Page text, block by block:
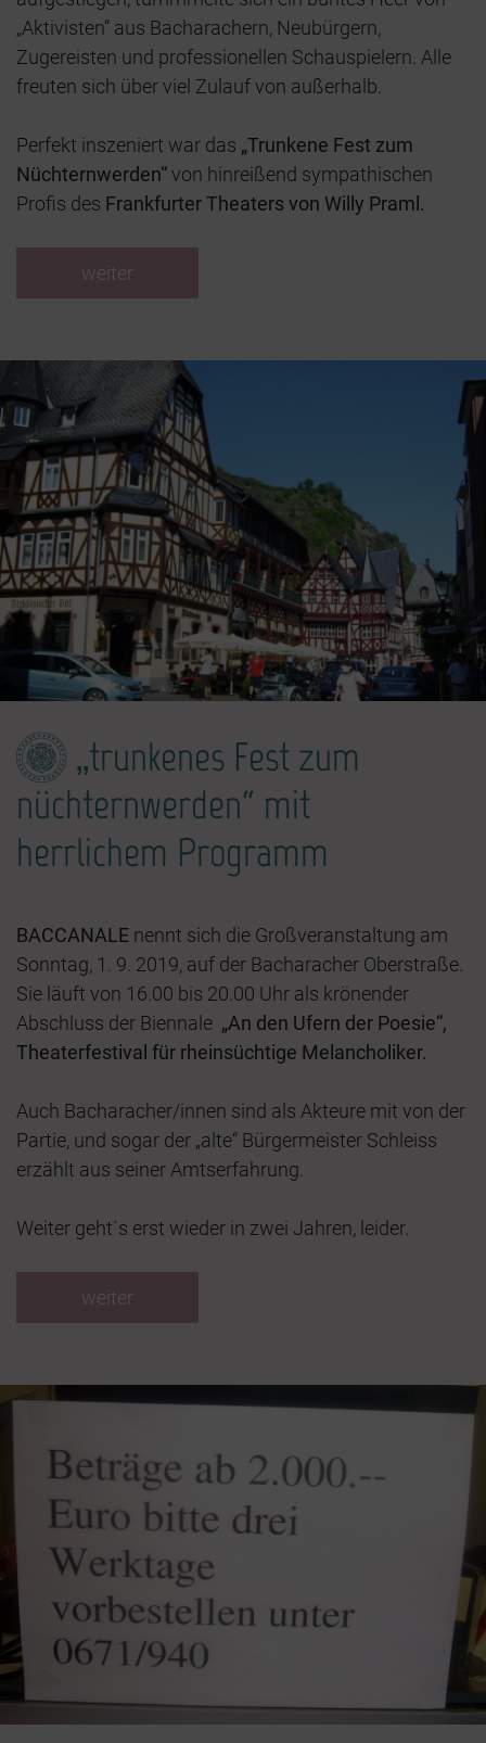
„Aktivisten“ aus Bacharachern, Neubürgern,
Zugereisten und professionellen Schauspielern. Alle
freuten sich über viel Zulauf von außerhalb.
Perfekt inszeniert war das „Trunkene Fest zum
Nüchternwerden“von hinreißend sympathischen
Profis des Frankfurter Theaters von Willy Praml.
weiter
„trunkenes Fest zum
nüchternwerden“ mit
herrlichem Programm
BACCANALE nennt sich die Großveranstaltung am
Sonntag, 1. 9. 2019, auf der Bacharacher Oberstraße.
Sie läuft von 16.00 bis 20.00 Uhr als krönender
Abschluss der Biennale „An den Ufern der Poesie“,
Theaterfestival für rheinsüchtige Melancholiker.
Auch Bacharacher/innen sind als Akteure mit von der
Partie, und sogar der „alte“ Bürgermeister Schleiss
erzählt aus seiner Amtserfahrung.
Weiter geht`s erst wieder in zwei Jahren, leider.
weiter